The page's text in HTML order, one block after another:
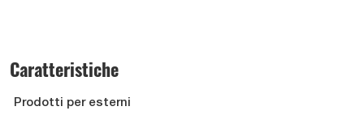
Caratteristiche
Prodotti per esterni